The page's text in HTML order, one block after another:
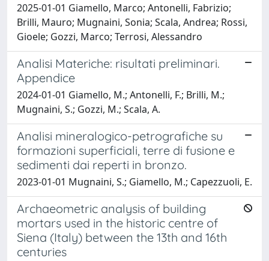
2025-01-01 Giamello, Marco; Antonelli, Fabrizio;
Brilli, Mauro; Mugnaini, Sonia; Scala, Andrea; Rossi,
Gioele; Gozzi, Marco; Terrosi, Alessandro
Analisi Materiche: risultati preliminari.
Appendice
2024-01-01 Giamello, M.; Antonelli, F.; Brilli, M.;
Mugnaini, S.; Gozzi, M.; Scala, A.
Analisi mineralogico-petrografiche su
formazioni superficiali, terre di fusione e
sedimenti dai reperti in bronzo.
2023-01-01 Mugnaini, S.; Giamello, M.; Capezzuoli, E.
Archaeometric analysis of building
mortars used in the historic centre of
Siena (Italy) between the 13th and 16th
centuries